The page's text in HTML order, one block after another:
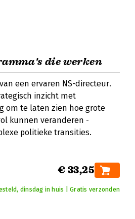
die werken
een ervaren NS-directeur.
inzicht met
om te laten zien hoe grote
kunnen veranderen -
politieke transities.
€ 33,25
dinsdag in huis | Gratis verzonden